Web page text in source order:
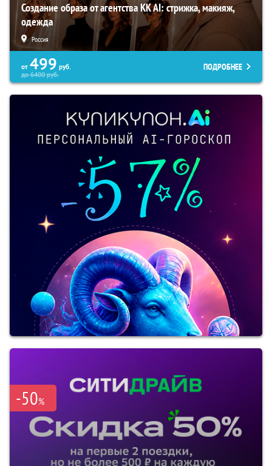
Создание образа от агентства KK AI: стрижка, макияж,
одежда
Россия
от 499 руб.
до6400руб.
ПОДРОБНЕЕ
-50%